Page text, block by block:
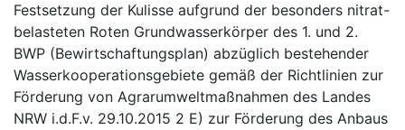
Festsetzung der Kulisse aufgrund der besonders nitrat-
belasteten Roten Grundwasserkörper des 1. und 2.
BWP (Bewirtschaftungsplan) abzüglich bestehender
Wasserkooperationsgebiete gemäß der Richtlinien zur
Förderung von Agrarumweltmaßnahmen des Landes
NRW i.d.F.v. 29.10.2015 2 E) zur Förderung des Anbaus